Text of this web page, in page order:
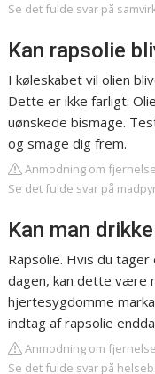
Se det fulde svar på
Kan rapsolie
I køleskabet vil olien
Dette er ikke farligt.
uønskede bismage.
og smage dig frem.
Anmodning om fjernelse
Se det fulde svar på
Kan man
Rapsolie. Hvis du
dagen, kan dette være
hjertesygdomme
indtag af rapsolie
Anmodning om fjernelse
Se det fulde svar på